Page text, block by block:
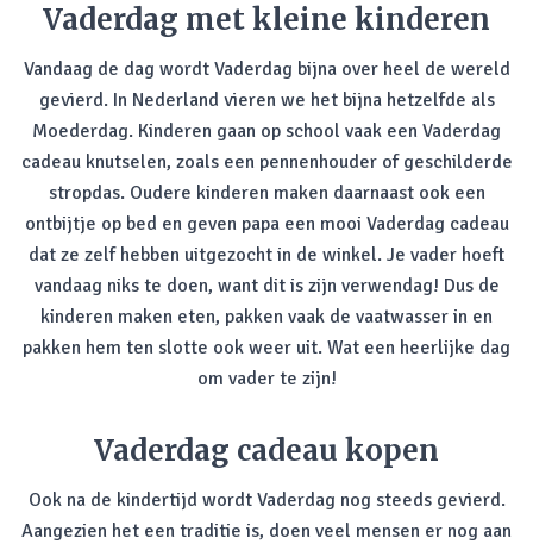
Vaderdag met kleine kinderen
Vandaag de dag wordt Vaderdag bijna over heel de wereld
gevierd. In Nederland vieren we het bijna hetzelfde als
Moederdag. Kinderen gaan op school vaak een Vaderdag
cadeau knutselen, zoals een pennenhouder of geschilderde
stropdas. Oudere kinderen maken daarnaast ook een
ontbijtje op bed en geven papa een mooi Vaderdag cadeau
dat ze zelf hebben uitgezocht in de winkel. Je vader hoeft
vandaag niks te doen, want dit is zijn verwendag! Dus de
kinderen maken eten, pakken vaak de vaatwasser in en
pakken hem ten slotte ook weer uit. Wat een heerlijke dag
om vader te zijn!
Vaderdag cadeau kopen
Ook na de kindertijd wordt Vaderdag nog steeds gevierd.
Aangezien het een traditie is, doen veel mensen er nog aan